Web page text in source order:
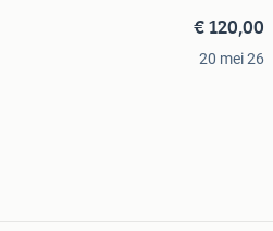
€ 120,00
20 mei 26